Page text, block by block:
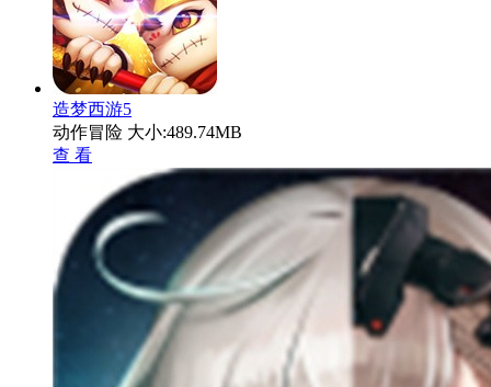
造梦西游5
动作冒险 大小:489.74MB
查 看